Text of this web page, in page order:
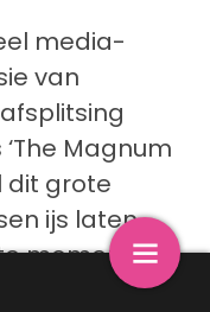
media-
van
Magnum
dit grote
ijs laten
momenten
aldus de